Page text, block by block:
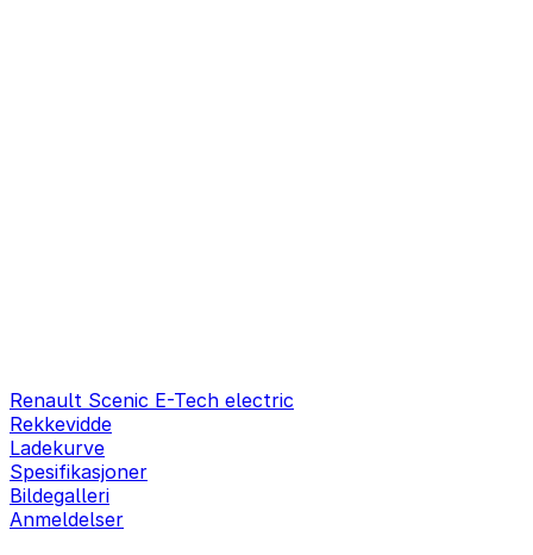
Renault Scenic E-Tech electric
Rekkevidde
Ladekurve
Spesifikasjoner
Bildegalleri
Anmeldelser